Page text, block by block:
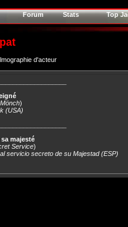
Forum Stats Top
d'acteur
)
(USA)
majesté
Service)
servicio secreto de su Majestad (ESP)